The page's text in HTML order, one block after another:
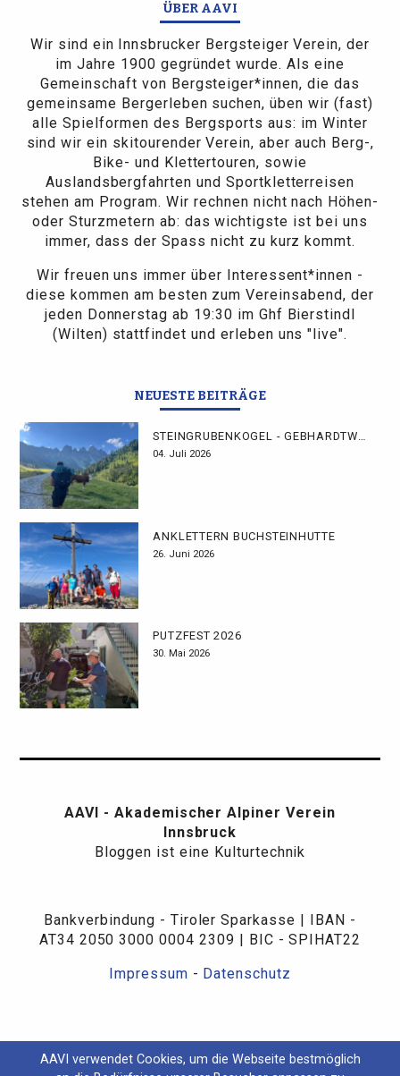
ÜBER AAVI
Wir sind ein Innsbrucker Bergsteiger Verein, der
im Jahre 1900 gegründet wurde. Als eine
Gemeinschaft von Bergsteiger*innen, die das
gemeinsame Bergerleben suchen, üben wir (fast)
alle Spielformen des Bergsports aus: im Winter
sind wir ein skitourender Verein, aber auch Berg-,
Bike- und Klettertouren, sowie
Auslandsbergfahrten und Sportkletterreisen
stehen am Program. Wir rechnen nicht nach Höhen-
oder Sturzmetern ab: das wichtigste ist bei uns
immer, dass der Spass nicht zu kurz kommt.
Wir freuen uns immer über Interessent*innen -
diese kommen am besten zum Vereinsabend, der
jeden Donnerstag ab 19:30 im Ghf Bierstindl
(Wilten) stattfindet und erleben uns "live".
NEUESTE BEITRÄGE
04. Juli 2026
ANKLETTERN BUCHSTEINHÜTTE
26. Juni 2026
PUTZFEST 2026
30. Mai 2026
AAVI - Akademischer Alpiner Verein
Innsbruck
Bloggen ist eine Kulturtechnik
Bankverbindung - Tiroler Sparkasse | IBAN -
AT34 2050 3000 0004 2309 | BIC - SPIHAT22
Impressum - Datenschutz
AAVI verwendet Cookies, um die Webseite bestmöglich